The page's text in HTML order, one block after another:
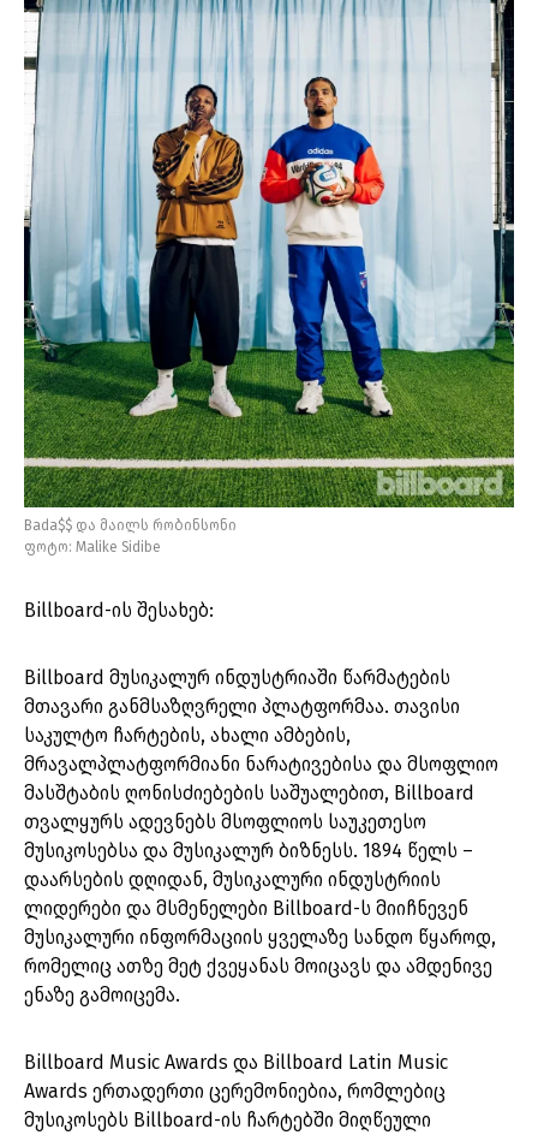
Bada$$ და მაილს რობინსონი
ფოტო: Malike Sidibe
Billboard-ის შესახებ:
Billboard მუსიკალურ ინდუსტრიაში წარმატების
მთავარი განმსაზღვრელი პლატფორმაა. თავისი
საკულტო ჩარტების, ახალი ამბების,
მრავალპლატფორმიანი ნარატივებისა და მსოფლიო
მასშტაბის ღონისძიებების საშუალებით, Billboard
თვალყურს ადევნებს მსოფლიოს საუკეთესო
მუსიკოსებსა და მუსიკალურ ბიზნესს. 1894 წელს –
დაარსების დღიდან, მუსიკალური ინდუსტრიის
ლიდერები და მსმენელები Billboard-ს მიიჩნევენ
მუსიკალური ინფორმაციის ყველაზე სანდო წყაროდ,
რომელიც ათზე მეტ ქვეყანას მოიცავს და ამდენივე
ენაზე გამოიცემა.
Billboard Music Awards და Billboard Latin Music
Awards ერთადერთი ცერემონიებია, რომლებიც
მუსიკოსებს Billboard-ის ჩარტებში მიღწეული